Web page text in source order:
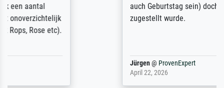
auch Geburtstag sein) doch nach zu Hause
zugestellt wurde.